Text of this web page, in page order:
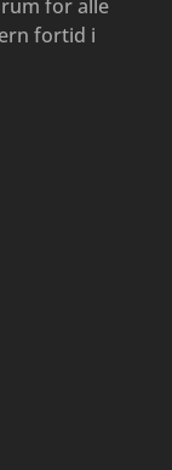
for alle
fortid i